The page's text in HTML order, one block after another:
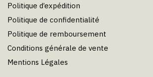
Politique d’expédition
Politique de confidentialité
Politique de remboursement
Conditions générale de vente
Mentions Légales